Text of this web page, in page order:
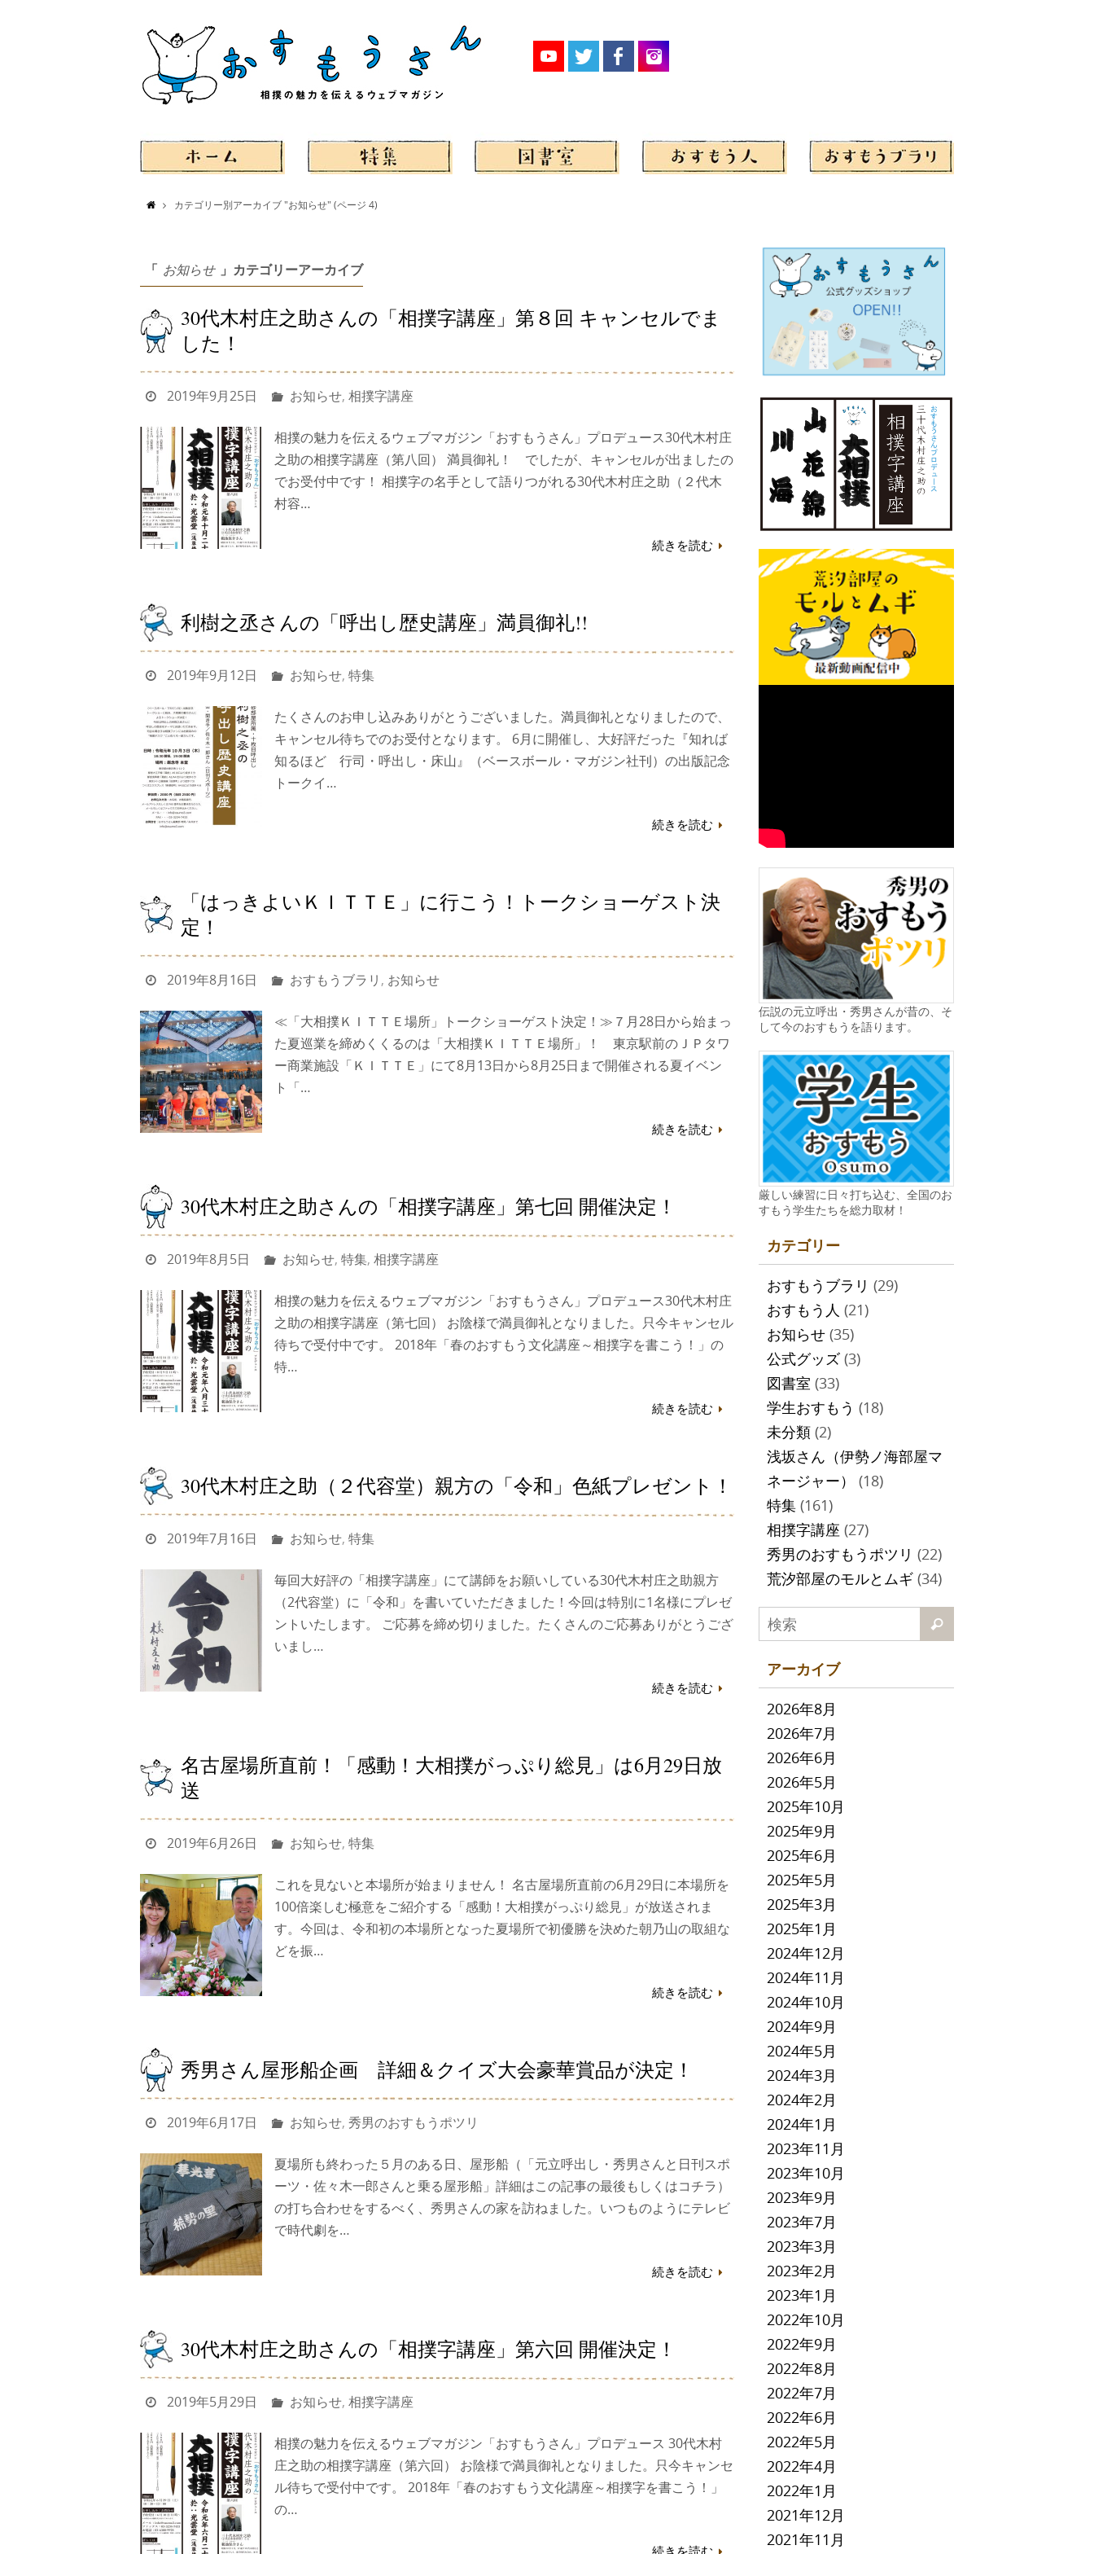
カテゴリー別アーカイブ "お知らせ" (ページ 4)
「 お知らせ 」カテゴリーアーカイブ
30代木村庄之助さんの「相撲字講座」第８回 キャンセルでま
した！
2019年9月25日 お知らせ, 相撲字講座
相撲の魅力を伝えるウェブマガジン「おすもうさん」プロデュース30代木村庄
之助の相撲字講座（第八回） 満員御礼！ でしたが、キャンセルが出ましたの
でお受付中です！ 相撲字の名手として語りつがれる30代木村庄之助（２代木
村容…
続きを読む
利樹之丞さんの「呼出し歴史講座」満員御礼!!
2019年9月12日 お知らせ, 特集
たくさんのお申し込みありがとうございました。満員御礼となりましたので、
キャンセル待ちでのお受付となります。 6月に開催し、大好評だった『知れば
知るほど 行司・呼出し・床山』（ベースボール・マガジン社刊）の出版記念
トークイ…
続きを読む
「はっきよいＫＩＴＴＥ」に行こう！トークショーゲスト決
定！
2019年8月16日 おすもうブラリ , お知らせ
≪「大相撲ＫＩＴＴＥ場所」トークショーゲスト決定！≫７月28日から始まっ
た夏巡業を締めくくるのは「大相撲ＫＩＴＴＥ場所」！ 東京駅前のＪＰタワ
ー商業施設「ＫＩＴＴＥ」にて8月13日から8月25日まで開催される夏イベン
ト「…
続きを読む
30代木村庄之助さんの「相撲字講座」第七回 開催決定！
2019年8月5日 お知らせ, 特集, 相撲字講座
相撲の魅力を伝えるウェブマガジン「おすもうさん」プロデュース30代木村庄
之助の相撲字講座（第七回） お陰様で満員御礼となりました。只今キャンセル
待ちで受付中です。 2018年「春のおすもう文化講座～相撲字を書こう！」の
特…
続きを読む
30代木村庄之助（２代容堂）親方の「令和」色紙プレゼント！
2019年7月16日 お知らせ, 特集
毎回大好評の「相撲字講座」にて講師をお願いしている30代木村庄之助親方
（2代容堂）に「令和」を書いていただきました！今回は特別に1名様にプレゼ
ントいたします。 ご応募を締め切りました。たくさんのご応募ありがとうござ
いまし…
続きを読む
名古屋場所直前！「感動！大相撲がっぷり総見」は6月29日放
送
2019年6月26日 お知らせ, 特集
これを見ないと本場所が始まりません！ 名古屋場所直前の6月29日に本場所を
100倍楽しむ極意をご紹介する「感動！大相撲がっぷり総見」が放送されま
す。今回は、令和初の本場所となった夏場所で初優勝を決めた朝乃山の取組な
どを振…
続きを読む
秀男さん屋形船企画 詳細＆クイズ大会豪華賞品が決定！
2019年6月17日 お知らせ, 秀男のおすもうポツリ
夏場所も終わった５月のある日、屋形船（「元立呼出し・秀男さんと日刊スポ
ーツ・佐々木一郎さんと乗る屋形船」詳細はこの記事の最後もしくはコチラ）
の打ち合わせをするべく、秀男さんの家を訪ねました。いつものようにテレビ
で時代劇を…
続きを読む
30代木村庄之助さんの「相撲字講座」第六回 開催決定！
2019年5月29日 お知らせ, 相撲字講座
相撲の魅力を伝えるウェブマガジン「おすもうさん」プロデュース 30代木村
庄之助の相撲字講座（第六回） お陰様で満員御礼となりました。只今キャンセ
ル待ちで受付中です。 2018年「春のおすもう文化講座～相撲字を書こう！」
の…
続きを読む
伝説の元立呼出・秀男さんが昔の、そ
して今のおすもうを語ります。
厳しい練習に日々打ち込む、全国のお
すもう学生たちを総力取材！
カテゴリー
おすもうブラリ (29)
おすもう人 (21)
お知らせ (35)
公式グッズ (3)
図書室 (33)
学生おすもう (18)
未分類 (2)
浅坂さん（伊勢ノ海部屋マ
ネージャー）
(18)
特集 (161)
相撲字講座 (27)
秀男のおすもうポツリ (22)
荒汐部屋のモルとムギ (34)
アーカイブ
2026年8月
2026年7月
2026年6月
2026年5月
2025年10月
2025年9月
2025年6月
2025年5月
2025年3月
2025年1月
2024年12月
2024年11月
2024年10月
2024年9月
2024年5月
2024年3月
2024年2月
2024年1月
2023年11月
2023年10月
2023年9月
2023年7月
2023年3月
2023年2月
2023年1月
2022年10月
2022年9月
2022年8月
2022年7月
2022年6月
2022年5月
2022年4月
2022年1月
2021年12月
2021年11月